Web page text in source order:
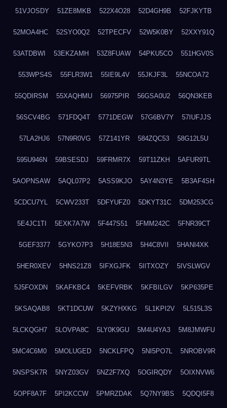
51VJOSDY 51ZE8MKB 522X4O28 52D4GH9B 52FJKYTB
52MOA4HC 52SYO0Q2 52TPECFV 52W5K0BY 52XXY91Q
53ATDBWI 53EKZAMH 53Z8FUAW 54PKU5CO 551HGV0S
553WPS4S 55FLR3W1 55IE9L4V 55JKJF3L 55NCOA72
55QDIRSM 55XAQHMU 56975PIR 56GSA0U2 56QN3KEB
56SCV4BG 571FDQ4T 5771DEGW 57G6BV7Y 57IUFJJS
57LA2HJ6 57N9R0VG 57Z141YR 584ZQC53 58G12L5U
595U946N 59BSESDJ 59FRMR7X 59T11ZKH 5AFUR9TL
5AOPNSAW 5AQL07P2 5ASS9KJO 5AY4N3YE 5B3AF4SH
5CDCU7YL 5CWV233T 5DFYUFZ0 5DKYT31C 5DM253CG
5E4JC1TI 5EXK7A7W 5F447S51 5FMM242C 5FNR39CT
5GEF3377 5GYKO7P3 5H18E5N3 5H4C8VII 5HANI4XK
5HER0XEV 5HNS21Z8 5IFXGJFK 5IITXOZY 5IVSLWGV
5J5FOXDN 5KAFKBC4 5KEFVRBK 5KFBILGV 5KP635PE
5KSAQAB8 5KT1DCUW 5KZYHXKG 5L1KPI2V 5L515L3S
5LCKQGH7 5LOVPA8C 5LY0K9GU 5M4U4YA3 5M8JMWFU
5MC4C6M0 5MOLUGED 5NCKLFPQ 5NI5PO7L 5NROBV9R
5NSPSK7R 5NYZ03GV 5NZ2F7XQ 5OGIRQDY 5OIXNVW6
5OPF8A7F 5PI2KCCW 5PMRZDAK 5Q7NY9BS 5QDQI5F8